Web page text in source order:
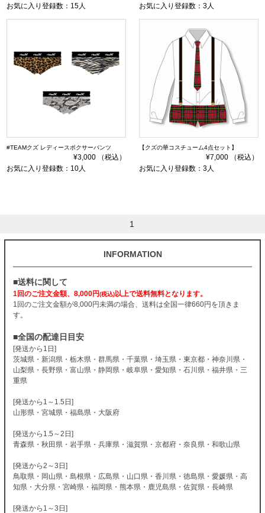
お気に入り登録数：15人
お気に入り登録数：3人
#TEAMクズ レディースボクサーパンツ
¥3,000 （税込）
お気に入り登録数：10人
【クズの華コスチューム4点セット】
¥7,000 （税込）
お気に入り登録数：3人
1
INFORMATION
■送料に関して
1回のご注文金額、8,000円(税込)以上で送料無料となります。
1回のご注文金額が8,000円未満の場合、送料は全国一律660円を頂きま
す。
■全国の配達日目安
[発送から1日]
茨城県・新潟県・栃木県・群馬県・千葉県・埼玉県・東京都・神奈川県・
山梨県・長野県・富山県・静岡県・岐阜県・愛知県・石川県・福井県・三
重県
[発送から1～1.5日]
山形県・宮城県・福島県・大阪府
[発送から1.5～2日]
青森県・秋田県・岩手県・兵庫県・滋賀県・京都府・奈良県・和歌山県
[発送から2～3日]
鳥取県・岡山県・島根県・広島県・山口県・香川県・徳島県・愛媛県・高
知県・大分県・宮崎県・福岡県・熊本県・鹿児島県・佐賀県・長崎県
[発送から1～3日]